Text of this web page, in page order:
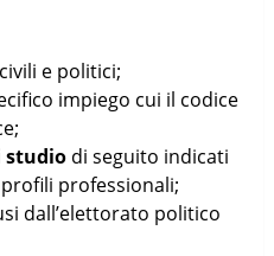
e politici;
impiego cui il codice
studiodi seguito indicati
professionali;
dall’elettorato politico